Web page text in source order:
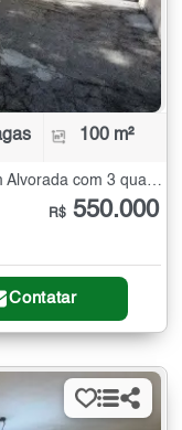
100 m²
Condomínio Fechado à Venda no Jardim Alvorada com 3 quartos - 100 m²
R$ 550.000
Contatar